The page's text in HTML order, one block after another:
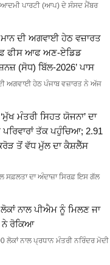
ਪਾਰਟੀ (ਆਪ) ਦੇ ਸੰਸਦ ਮੈਂਬਰ
ਦੀ ਅਗਵਾਈ ਹੇਠ ਵਜ਼ਾਰਤ
ਫੀਸ ਆਫ ਅਣ-ਏਡਿਡ
(ਸੋਧ) ਬਿੱਲ-2026’ ਪਾਸ
ਅਗਵਾਈ ਹੇਠ ਪੰਜਾਬ ਵਜ਼ਾਰਤ ਨੇ ਅੱਜ
ਮੰਤਰੀ ਸਿਹਤ ਯੋਜਨਾ’ ਦਾ
ਤੱਕ ਪਹੁੰਚਿਆ; 2.91
ਤੋਂ ਵੱਧ ਮੁੱਲ ਦਾ ਕੈਸ਼ਲੈੱਸ
ਸਫ਼ਲਤਾ ਦਾ ਅੰਦਾਜ਼ਾ ਸਿਰਫ਼ ਇਸ ਗੱਲ
ਨਾਲ ਪੀਐਮ ਨੂੰ ਮਿਲਣ ਜਾ
ਨੇ ਰੋਕਿਆ
ਨਾਲ ਪ੍ਰਧਾਨ ਮੰਤਰੀ ਨਰਿੰਦਰ ਮੋਦੀ